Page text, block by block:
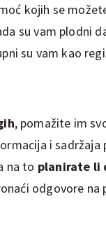
kojih se
su vam plodni
su vam kao
, pomažite im
i sadržaja
na to planirate li
odgovore na